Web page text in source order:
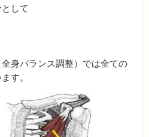
して
身バランス調整）では全ての
す。